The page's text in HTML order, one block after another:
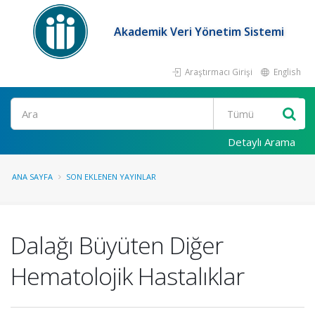
Akademik Veri Yönetim Sistemi
Araştırmacı Girişi English
Ara
Detaylı Arama
ANA SAYFA SON EKLENEN YAYINLAR
Dalağı Büyüten Diğer
Hematolojik Hastalıklar